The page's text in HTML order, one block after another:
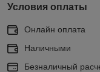
Условия оплаты
Онлайн оплата
Наличными
Безналичный